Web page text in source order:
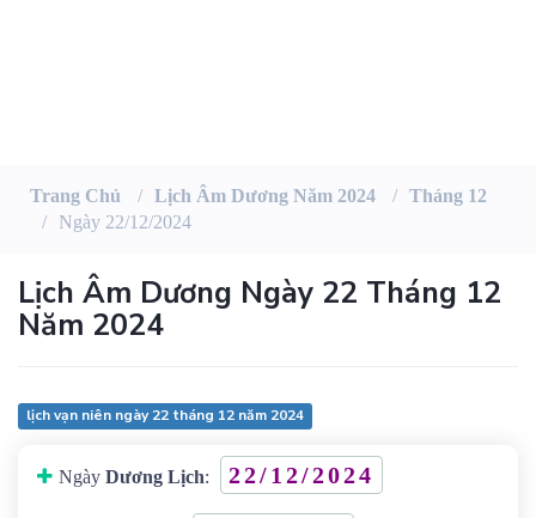
Trang Chủ Lịch Âm Dương Năm 2024
Tháng 12
Ngày 22/12/2024
Lịch Âm Dương Ngày 22 Tháng 12
Năm 2024
lịch vạn niên ngày 22 tháng 12 năm 2024
Ngày Dương Lịch: 22/12/2024